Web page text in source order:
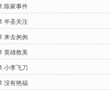
陈家事件
半圣关注
来去匆匆
英雄救美
小李飞刀
没有艳福